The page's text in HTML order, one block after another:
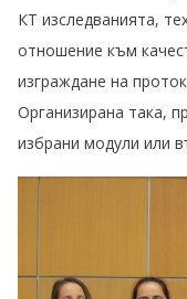
КТ изследванията,
отношение към
изграждане на
Организирана така,
избрани модули или